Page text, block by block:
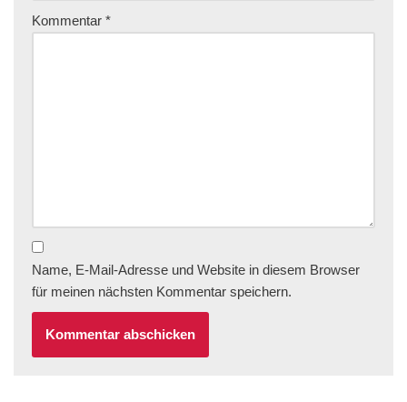
Kommentar *
Name, E-Mail-Adresse und Website in diesem Browser
für meinen nächsten Kommentar speichern.